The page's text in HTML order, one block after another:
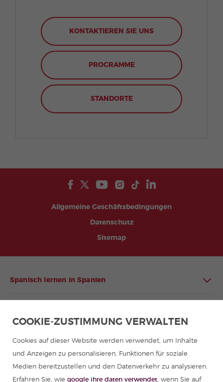
KONTAKTIEREN SIE UNS
PROGRAMME
STANDORTE
Allgemeine Geschäftsbedingungen
Datenschutz
Sitemap
Spanisch lernen in Spanien
Sommercamps in Spanien
COOKIE-ZUSTIMMUNG VERWALTEN
Cookies auf dieser Website werden verwendet, um Inhalte
und Anzeigen zu personalisieren, Funktionen für soziale
Medien bereitzustellen und den Datenverkehr zu analysieren.
Erfahren Sie, wie google ihre daten verwendet, wenn Sie auf